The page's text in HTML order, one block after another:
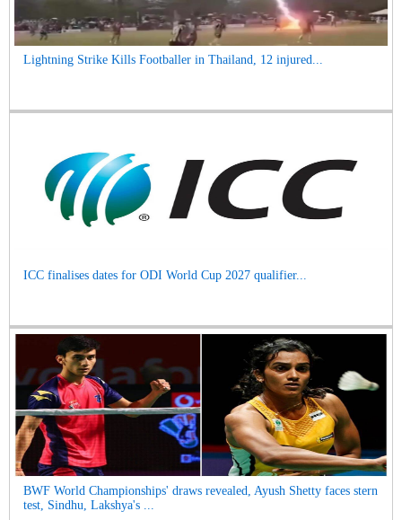
Lightning Strike Kills Footballer in Thailand, 12 injured...
ICC finalises dates for ODI World Cup 2027 qualifier...
BWF World Championships' draws revealed, Ayush Shetty faces stern
test, Sindhu, Lakshya's ...